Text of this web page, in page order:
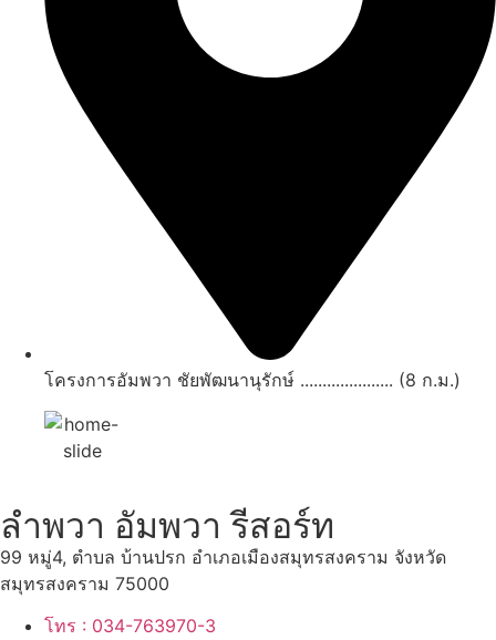
โครงการอัมพวา ชัยพัฒนานุรักษ์ ..................... (8 ก.ม.)
ลำพวา อัมพวา รีสอร์ท
99 หมู่4, ตำบล บ้านปรก อำเภอเมืองสมุทรสงคราม จังหวัด
สมุทรสงคราม 75000
โทร : 034-763970-3